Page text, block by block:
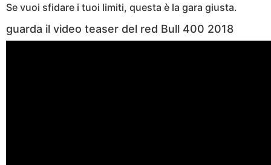
Se vuoi sfidare i tuoi limiti, questa è la gara giusta.
guarda il video teaser del red Bull 400 2018